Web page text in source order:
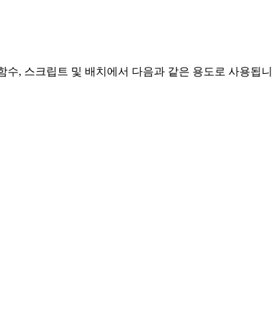
, 스크립트 및 배치에서 다음과 같은 용도로 사용됩니